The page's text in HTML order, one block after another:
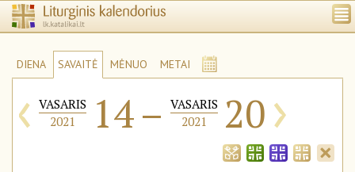
DIENA SAVAITĖ MĖNUO METAI
‹ VASARIS
2021
14– VASARIS
2021
20›